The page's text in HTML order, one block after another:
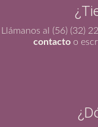
Llámanos al (56) (32)
contacto o